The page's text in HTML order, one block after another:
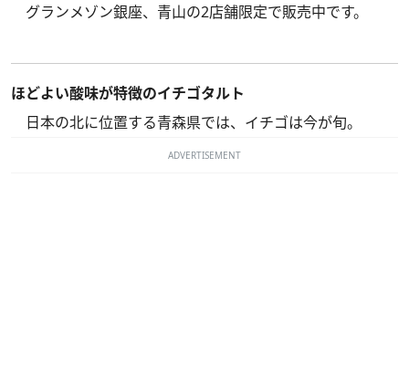
グランメゾン銀座、青山の2店舗限定で販売中です。
ほどよい酸味が特徴のイチゴタルト
日本の北に位置する青森県では、イチゴは今が旬。
ADVERTISEMENT